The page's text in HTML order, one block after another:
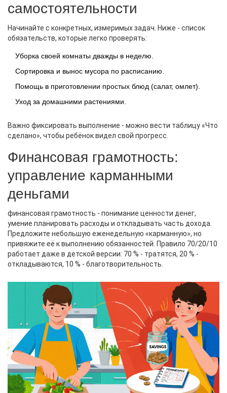
самостоятельности
Начинайте с конкретных, измеримых задач. Ниже - список
обязательств, которые легко проверять:
Уборка своей комнаты дважды в неделю.
Сортировка и вынос мусора по расписанию.
Помощь в приготовлении простых блюд (салат, омлет).
Уход за домашними растениями.
Важно фиксировать выполнение - можно вести таблицу «Что
сделано», чтобы ребёнок видел свой прогресс.
Финансовая грамотность:
управление карманными
деньгами
финансовая грамотность - понимание ценности денег,
умение планировать расходы и откладывать часть дохода.
Предложите небольшую еженедельную «карманную», но
привяжите её к выполнению обязанностей. Правило 70/20/10
работает даже в детской версии: 70 % - тратятся, 20 % -
откладываются, 10 % - благотворительность.